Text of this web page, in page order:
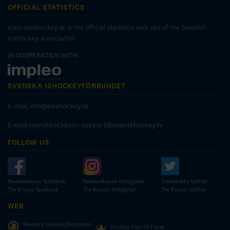
OFFICIAL STATISTICS
stats.swehockey.se is the official statistics web site of the Swedish
Icehockey Association.
IN COOPERATION WITH:
SVENSKA ISHOCKEYFÖRBUNDET
E-mail: info@swehockey.se
E-mail:svenskhockey.tv: support@svenskhockey.tv
FOLLOW US
Swehockeyse facebook
Tre Kronor facebook
Swehockeyse Instagram
Tre Kronor instagram
Swehockey twitter
Tre Kronor twitter
WEB
Svenska Ishockeyförbundet
Hockey Hall Of Fame